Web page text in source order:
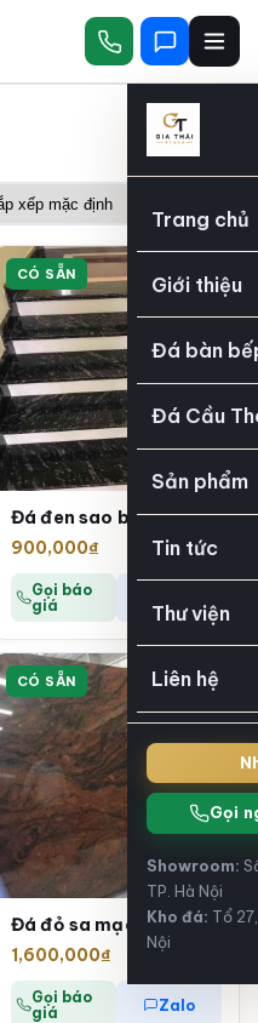
Trang chủ
Giới thiệu
Đá bàn
Đá Cầu
Sản phẩm
Tin tức
Thư viện
Liên hệ
Gọi
Showroom:
TP. Hà Nội
Kho đá: Tổ
Nội
CÓ SẴN
Đá đen sao băng
900,000₫
Gọi báo
giá
CÓ SẴN
Đá đỏ sa mạc
1,600,000₫
Gọi báo
giá
Zalo